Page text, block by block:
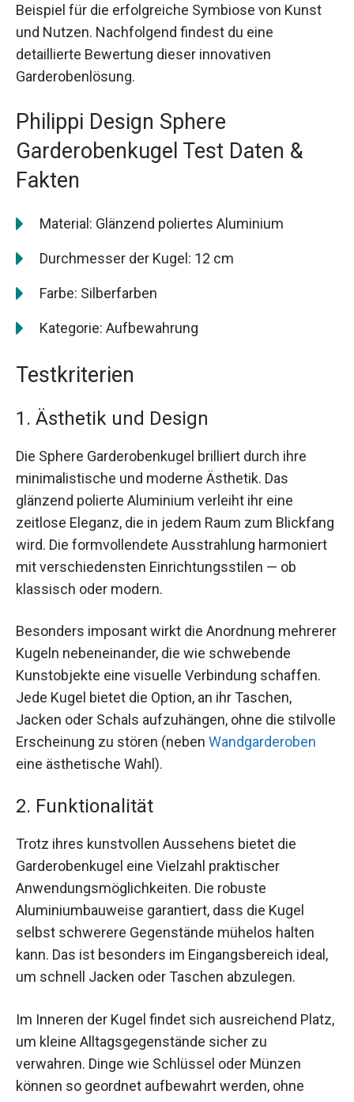
Beispiel für die erfolgreiche Symbiose von Kunst
und Nutzen. Nachfolgend findest du eine
detaillierte Bewertung dieser innovativen
Garderobenlösung.
Philippi Design Sphere
Garderobenkugel Test Daten &
Fakten
Material: Glänzend poliertes Aluminium
Durchmesser der Kugel: 12 cm
Farbe: Silberfarben
Kategorie: Aufbewahrung
Testkriterien
1. Ästhetik und Design
Die Sphere Garderobenkugel brilliert durch ihre
minimalistische und moderne Ästhetik. Das
glänzend polierte Aluminium verleiht ihr eine
zeitlose Eleganz, die in jedem Raum zum Blickfang
wird. Die formvollendete Ausstrahlung harmoniert
mit verschiedensten Einrichtungsstilen — ob
klassisch oder modern.
Besonders imposant wirkt die Anordnung mehrerer
Kugeln nebeneinander, die wie schwebende
Kunstobjekte eine visuelle Verbindung schaffen.
Jede Kugel bietet die Option, an ihr Taschen,
Jacken oder Schals aufzuhängen, ohne die stilvolle
Erscheinung zu stören (neben Wandgarderoben
eine ästhetische Wahl).
2. Funktionalität
Trotz ihres kunstvollen Aussehens bietet die
Garderobenkugel eine Vielzahl praktischer
Anwendungsmöglichkeiten. Die robuste
Aluminiumbauweise garantiert, dass die Kugel
selbst schwerere Gegenstände mühelos halten
kann. Das ist besonders im Eingangsbereich ideal,
um schnell Jacken oder Taschen abzulegen.
Im Inneren der Kugel findet sich ausreichend Platz,
um kleine Alltagsgegenstände sicher zu
verwahren. Dinge wie Schlüssel oder Münzen
können so geordnet aufbewahrt werden, ohne